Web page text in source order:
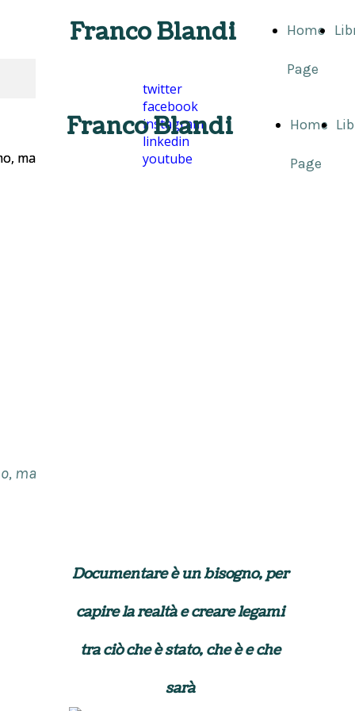
Home
Page
Franco Blandi
twitter
facebook
instagram
linkedin
youtube
Home
Page
Franco Blandi
ma
Documentare è un bisogno, per
capire la realtà e creare legami
tra ciò che è stato, che è e che
sarà